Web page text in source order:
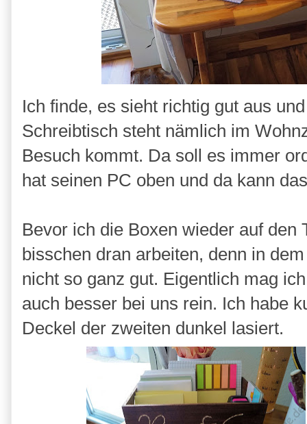
Ich finde, es sieht richtig gut aus
Schreibtisch steht nämlich im
Besuch kommt. Da soll es immer
hat seinen PC oben und da kann
Bevor ich die Boxen wieder auf
bisschen dran arbeiten, denn in
nicht so ganz gut. Eigentlich mag
auch besser bei uns rein. Ich habe
Deckel der zweiten dunkel lasiert.